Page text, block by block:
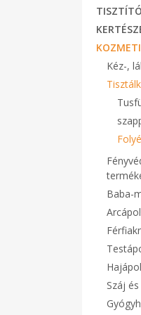
Kéz-,
Baba-
Száj